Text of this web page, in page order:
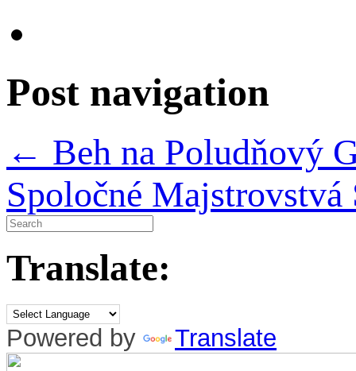
Post navigation
← Beh na Poludňový
Spoločné
Translate:
Powered by Translate